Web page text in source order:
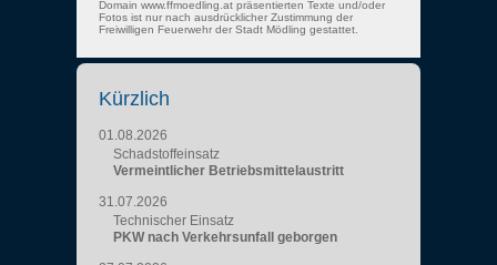
Domain www.ffmoedling.at präsentierten Texte und/oder
Fotos ist nur nach ausdrücklicher Zustimmung der
Freiwilligen Feuerwehr der Stadt Mödling gestattet.
Kürzlich
01.08.2026
Schadstoffeinsatz
Vermeintlicher Betriebsmittelaustritt
31.07.2026
Technischer Einsatz
PKW nach Verkehrsunfall geborgen